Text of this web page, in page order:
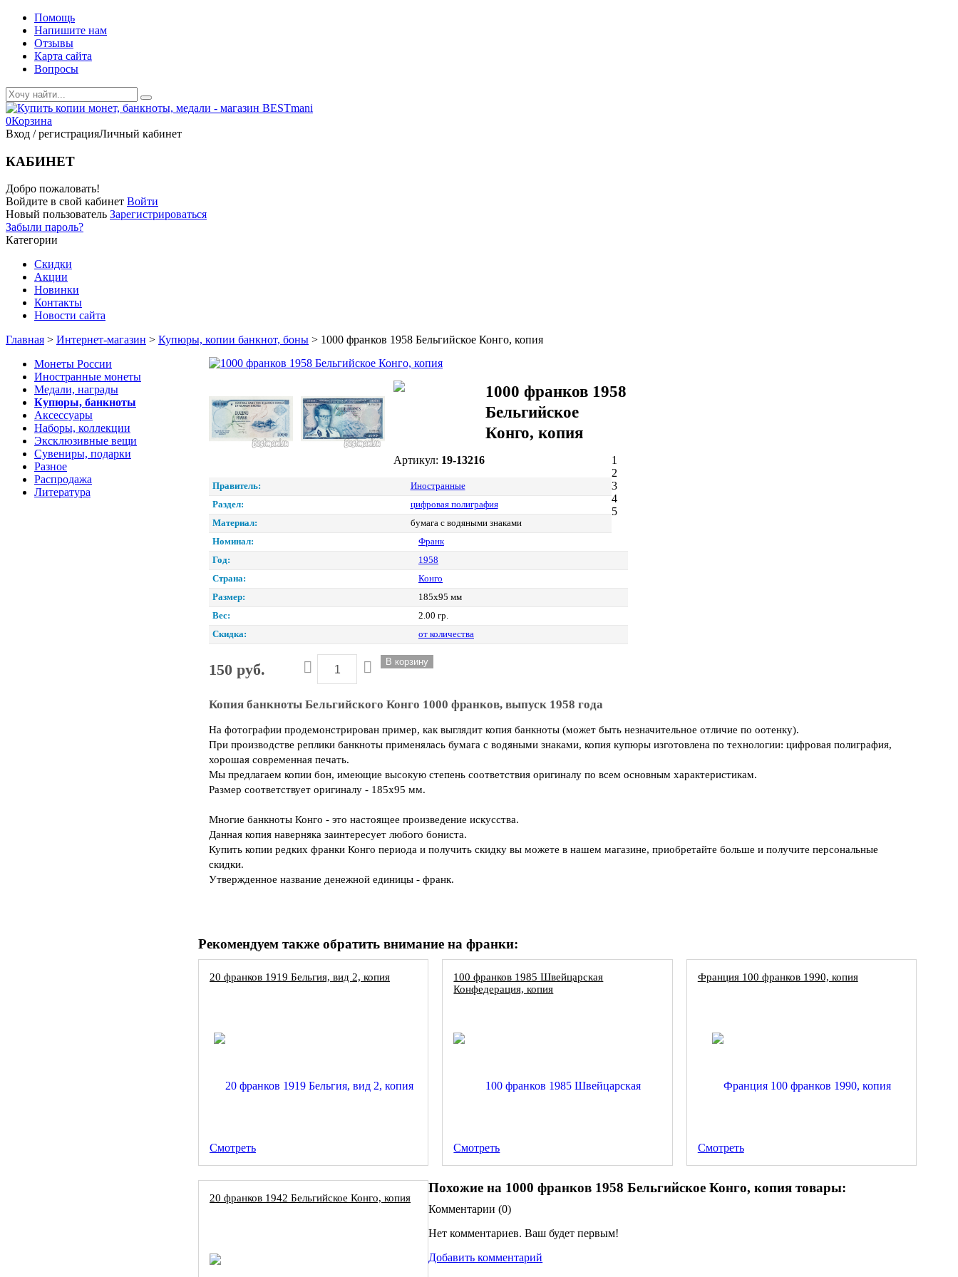
Помощь
Напишите нам
Отзывы
Карта сайта
Вопросы
0Корзина
Вход / регистрацияЛичный кабинет
КАБИНЕТ
Добро пожаловать!
Войдите в свой кабинет Войти
Новый пользователь Зарегистрироваться
Забыли пароль?
Категории
Скидки
Акции
Новинки
Контакты
Новости сайта
Главная > Интернет-магазин > Купюры, копии банкнот, боны > 1000 франков 1958 Бельгийское Конго, копия
1000 франков 1958
Бельгийское
Конго, копия
1
2
3
4
5
Артикул: 19-13216
Правитель:
Иностранные
Раздел:
цифровая полиграфия
Материал:
бумага с водяными знаками
Номинал:
Франк
Год:
1958
Страна:
Конго
Размер:
185х95 мм
Вес:
2.00 гр.
Скидка:
от количества
150 руб.
Копия банкноты Бельгийского Конго 1000 франков, выпуск 1958 года
На фотографии продемонстрирован пример, как выглядит копия банкноты (может быть незначительное отличие по оотенку).
При производстве реплики банкноты применялась бумага с водяными знаками, копия купюры изготовлена по технологии: цифровая полиграфия,
хорошая современная печать.
Мы предлагаем копии бон, имеющие высокую степень соответствия оригиналу по всем основным характеристикам.
Размер соответствует оригиналу - 185х95 мм.
Многие банкноты Конго - это настоящее произведение искусства.
Данная копия наверняка заинтересует любого бониста.
Купить копии редких франки Конго периода и получить скидку вы можете в нашем магазине, приобретайте больше и получите персональные
скидки.
Утвержденное название денежной единицы - франк.
Рекомендуем также обратить внимание на франки:
20 франков 1919 Бельгия, вид 2, копия
Смотреть
100 франков 1985 Швейцарская
Конфедерация, копия
Смотреть
Франция 100 франков 1990, копия
Смотреть
20 франков 1942 Бельгийское Конго, копия
Похожие на 1000 франков 1958 Бельгийское Конго, копия товары:
Комментарии (0)
Нет комментариев. Ваш будет первым!
Добавить комментарий
Монеты России
Иностранные монеты
Медали, награды
Купюры, банкноты
Аксессуары
Наборы, коллекции
Эксклюзивные вещи
Сувениры, подарки
Разное
Распродажа
Литература